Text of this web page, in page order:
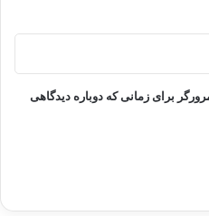
برای زمانی که دوباره دیدگاهی